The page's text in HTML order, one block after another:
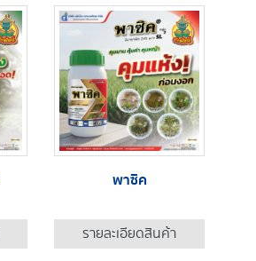
พาซิค
รายละเอียดสินค้า